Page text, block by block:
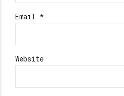
Email *
Website